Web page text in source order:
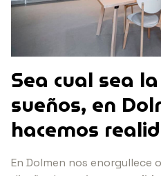
Sea cual sea
sueños, en
hacemos
En Dolmen nos enorgullece